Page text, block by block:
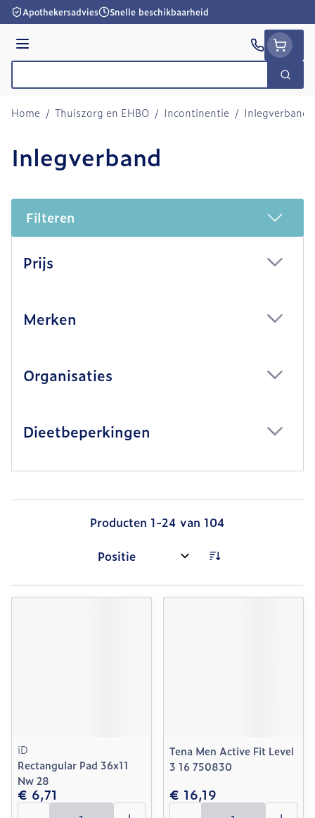
Ga naar de inhoud
Apothekersadvies Snelle beschikbaarheid
Menu
Zoek
Home / Thuiszorg en EHBO / Incontinentie / Inlegverband
Inlegverband
Filteren
Prijs
Merken
Organisaties
Dieetbeperkingen
Producten 1-24 van 104
Sorteer op:
iD
Rectangular Pad 36x11
Nw 28
€ 6,71
Aantal
Tena Men Active Fit Level
3 16 750830
€ 16,19
Aantal